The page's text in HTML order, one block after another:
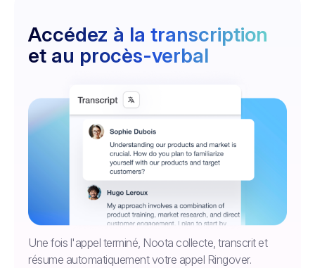
Accédez à la transcription
et au procès-verbal
Une fois l'appel terminé, Noota collecte, transcrit et
résume automatiquement votre appel Ringover.